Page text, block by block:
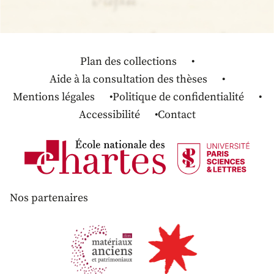
Plan des collections
Aide à la consultation des thèses
Mentions légales
Politique de confidentialité
Accessibilité
Contact
Nos partenaires